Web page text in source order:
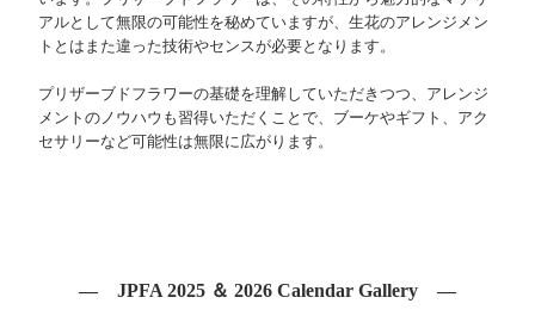
アルとして無限の可能性を秘めていますが、生花のアレンジメン
トとはまた違った技術やセンスが必要となります。
プリザーブドフラワーの基礎を理解していただきつつ、アレンジ
メントのノウハウも習得いただくことで、ブーケやギフト、アク
セサリーなど可能性は無限に広がります。
― JPFA 2025 ＆ 2026 Calendar Gallery —